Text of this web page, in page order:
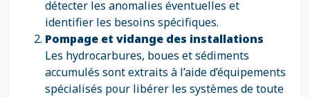
détecter les anomalies éventuelles et
identifier les besoins spécifiques.
Pompage et vidange des installations
Les hydrocarbures, boues et sédiments
accumulés sont extraits à l’aide d’équipements
spécialisés pour libérer les systèmes de toute